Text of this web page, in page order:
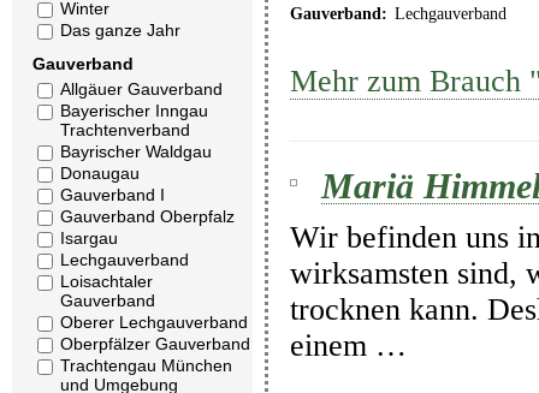
Winter
Das ganze Jahr
Gauverband
Allgäuer Gauverband
Bayerischer Inngau
Trachtenverband
Bayrischer Waldgau
Donaugau
Gauverband I
Gauverband Oberpfalz
Isargau
Lechgauverband
Loisachtaler
Gauverband
Oberer Lechgauverband
Oberpfälzer Gauverband
Trachtengau München
und Umgebung
Gauverband: Lechgauverband
Mehr zum Brauch
Mariä
Wir befinden uns
wirksamsten sind,
trocknen kann.
einem …